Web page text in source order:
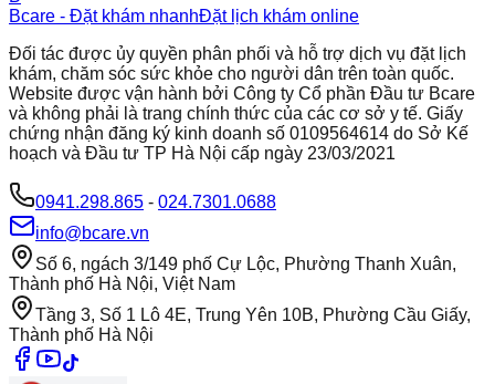
Bcare - Đặt khám nhanhĐặt lịch khám online
Đối tác được ủy quyền phân phối và hỗ trợ dịch vụ đặt lịch
khám, chăm sóc sức khỏe cho người dân trên toàn quốc.
Website được vận hành bởi Công ty Cổ phần Đầu tư Bcare
và không phải là trang chính thức của các cơ sở y tế. Giấy
chứng nhận đăng ký kinh doanh số 0109564614 do Sở Kế
hoạch và Đầu tư TP Hà Nội cấp ngày 23/03/2021
0941.298.865 - 024.7301.0688
info@bcare.vn
Số 6, ngách 3/149 phố Cự Lộc, Phường Thanh Xuân,
Thành phố Hà Nội, Việt Nam
Tầng 3, Số 1 Lô 4E, Trung Yên 10B, Phường Cầu Giấy,
Thành phố Hà Nội